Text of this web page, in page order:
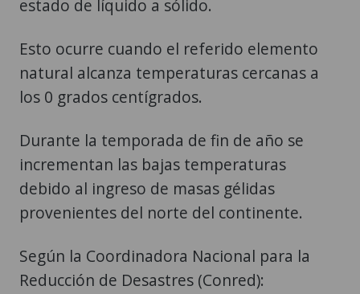
estado de líquido a sólido.
Esto ocurre cuando el referido elemento
natural alcanza temperaturas cercanas a
los 0 grados centígrados.
Durante la temporada de fin de año se
incrementan las bajas temperaturas
debido al ingreso de masas gélidas
provenientes del norte del continente.
Según la Coordinadora Nacional para la
Reducción de Desastres (Conred):